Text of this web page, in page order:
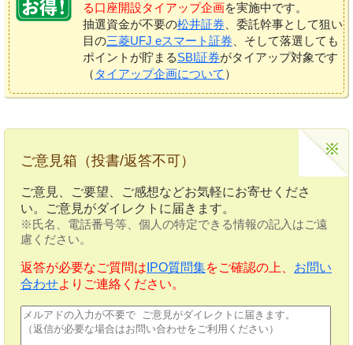
る口座開設タイアップ企画を実施中です。
抽選資金が不要の松井証券 、委託幹事として狙い
目の三菱UFJ eスマート証券 、そして落選しても
ポイントが貯まるSBI証券がタイアップ対象です
（ タイアップ企画について ）
ご意見箱（投書/返答不可）
ご意見、ご要望、ご感想などお気軽にお寄せくださ
い。ご意見がダイレクトに届きます。
※氏名、電話番号等、個人の特定できる情報の記入はご遠
慮ください。
返答が必要なご質問は IPO質問集をご確認の上、 お問い
合わせよりご連絡ください。